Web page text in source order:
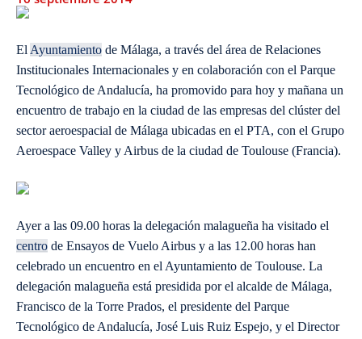
El Ayuntamiento de Málaga, a través del área de Relaciones
Institucionales Internacionales y en colaboración con el Parque
Tecnológico de Andalucía, ha promovido para hoy y mañana un
encuentro de trabajo en la ciudad de las empresas del clúster del
sector aeroespacial de Málaga ubicadas en el PTA, con el Grupo
Aeroespace Valley y Airbus de la ciudad de Toulouse (Francia).
Ayer a las 09.00 horas la delegación malagueña ha visitado el
centro de Ensayos de Vuelo Airbus y a las 12.00 horas han
celebrado un encuentro en el Ayuntamiento de Toulouse. La
delegación malagueña está presidida por el alcalde de Málaga,
Francisco de la Torre Prados, el presidente del Parque
Tecnológico de Andalucía, José Luis Ruiz Espejo, y el Director